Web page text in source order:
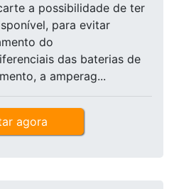
a possibilidade de ter
para evitar
do
das baterias de
a amperag...
agora